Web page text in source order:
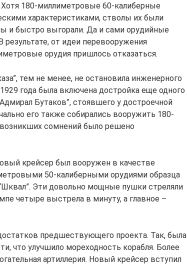
180-миллиметровые 60-калиберные
характеристиками, стволы их были
и быстро выгорали. Да и сами орудийные
от идеи перевооружения
орудия пришлось отказаться.
тем не менее, не остановила инженерного
года была включена достройка еще одного
Бутаков”, стоявшего у достроечной
его также собирались вооружить 180-
сомнений было решено
крейсер был вооружен в качестве
50-калиберными орудиями образца
Эти довольно мощные пушки стреляли
четыре выстрела в минуту, а главное –
предшествующего проекта. Так, была
что улучшило мореходность корабля. Более
артиллерия. Новый крейсер вступил